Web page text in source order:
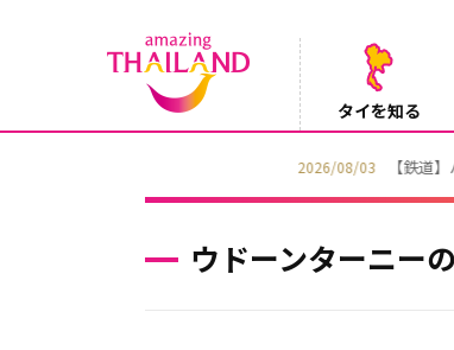
タイを知る
【鉄道】バンコクーアユタヤ
ウドーンターニー